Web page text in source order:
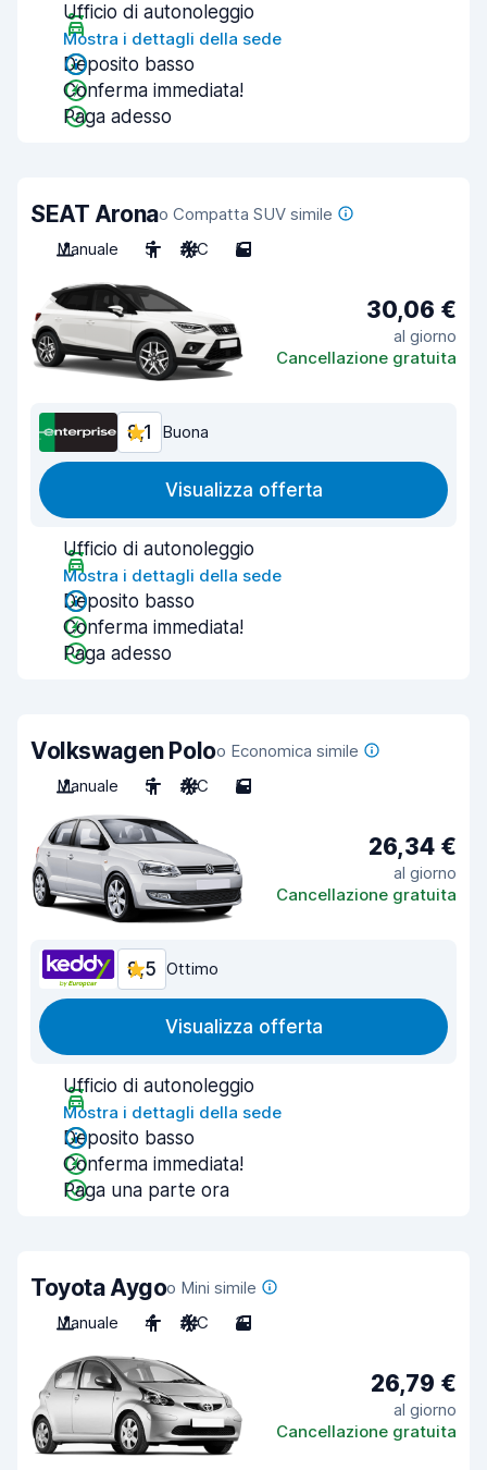
Ufficio di autonoleggio
Mostra i dettagli della sede
Deposito basso
Conferma immediata!
Paga adesso
SEAT Aronao Compatta SUV simile
Manuale
5 A/C 5
30,06 €
al giorno
Cancellazione gratuita
8,1 Buona
Visualizza offerta
Ufficio di autonoleggio
Mostra i dettagli della sede
Deposito basso
Conferma immediata!
Paga adesso
Volkswagen Poloo Economica simile
Manuale
5 A/C 5
26,34 €
al giorno
Cancellazione gratuita
8,5 Ottimo
Visualizza offerta
Ufficio di autonoleggio
Mostra i dettagli della sede
Deposito basso
Conferma immediata!
Paga una parte ora
Toyota Aygoo Mini simile
Manuale
4 A/C 3
26,79 €
al giorno
Cancellazione gratuita